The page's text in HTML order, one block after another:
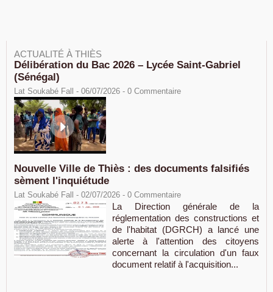
ACTUALITÉ À THIÈS
Délibération du Bac 2026 – Lycée Saint-Gabriel
(Sénégal)
Lat Soukabé Fall - 06/07/2026 - 0 Commentaire
Nouvelle Ville de Thiès : des documents falsifiés
sèment l'inquiétude
Lat Soukabé Fall - 02/07/2026 - 0 Commentaire
La Direction générale de la
réglementation des constructions et
de l'habitat (DGRCH) a lancé une
alerte à l'attention des citoyens
concernant la circulation d'un faux
document relatif à l'acquisition...